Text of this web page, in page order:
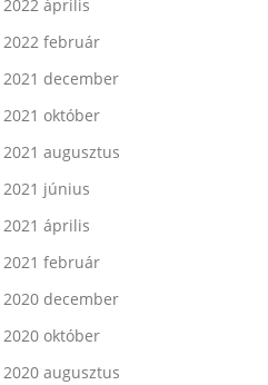
2022 április
2022 február
2021 december
2021 október
2021 augusztus
2021 június
2021 április
2021 február
2020 december
2020 október
2020 augusztus